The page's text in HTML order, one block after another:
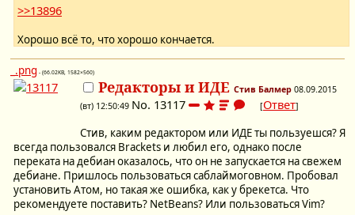
>>13896
Хорошо всё то, что хорошо кончается.
_.png - (66.02KB, 1582×560)
Редакторы и ИДЕ Стив Балмер 08.09.2015
(вт) 12:50:49 No. 13117 [Ответ]
Стив, каким редактором или ИДЕ ты пользуешся? Я
всегда пользовался Brackets и любил его, однако после
переката на дебиан оказалось, что он не запускается на свежем
дебиане. Пришлось пользоваться саблаймоговном. Пробовал
установить Атом, но такая же ошибка, как у брекетса. Что
рекомендуете поставить? NetBeans? Или пользоваться Vim?